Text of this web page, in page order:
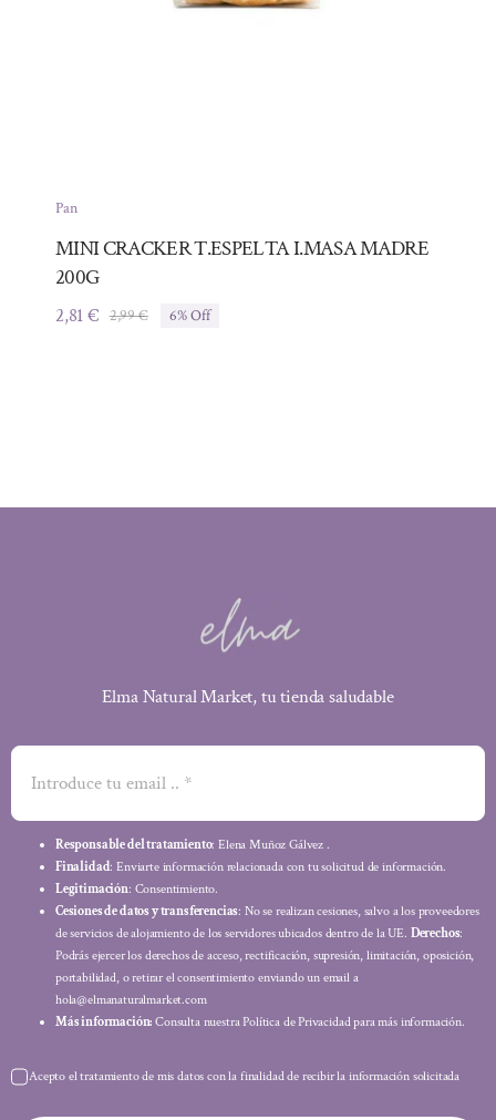
Pan
MINI CRACKER T.ESPELTA I.MASA MADRE
200G
2,99€El
2,81€
El
6% Off
Elma Natural Market, tu tienda saludable
Responsable del tratamiento: Elena Muñoz Gálvez .
Finalidad: Enviarte información relacionada con tu solicitud de información.
Legitimación: Consentimiento.
Cesiones de datos y transferencias: No se realizan cesiones, salvo a los proveedores
de servicios de alojamiento de los servidores ubicados dentro de la UE. Derechos:
Podrás ejercer los derechos de acceso, rectificación, supresión, limitación, oposición,
portabilidad, o retirar el consentimiento enviando un email a
hola@elmanaturalmarket.com
Más información: Consulta nuestra Política de Privacidad para más información.
Acepto el tratamiento de mis datos con la finalidad de recibir la información solicitada